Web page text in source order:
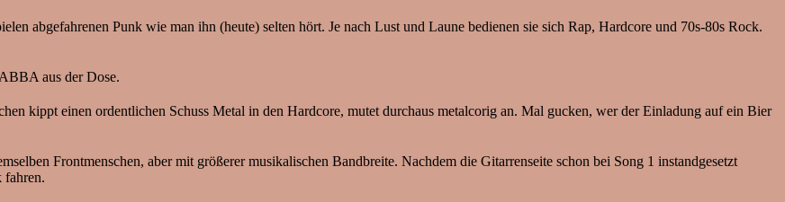
abgefahrenen Punk wie man ihn (heute) selten hört. Je nach Lust und Laune bedienen sie sich Rap, Hardcore und 70s-80s Rock.
aus der Dose.
kippt einen ordentlichen Schuss Metal in den Hardcore, mutet durchaus metalcorig an. Mal gucken, wer der Einladung auf ein Bier
Frontmenschen, aber mit größerer musikalischen Bandbreite. Nachdem die Gitarrenseite schon bei Song 1 instandgesetzt
fahren.